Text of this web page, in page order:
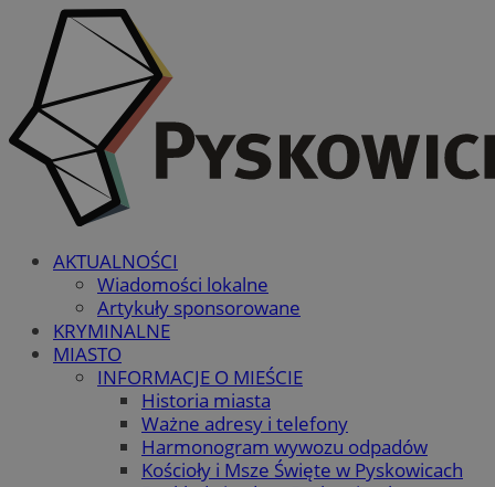
AKTUALNOŚCI
Wiadomości lokalne
Artykuły sponsorowane
KRYMINALNE
MIASTO
INFORMACJE O MIEŚCIE
Historia miasta
Ważne adresy i telefony
Harmonogram wywozu odpadów
Kościoły i Msze Święte w Pyskowicach